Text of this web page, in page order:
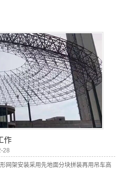
作
28
网架安装采用先地面分块拼装再用吊车高